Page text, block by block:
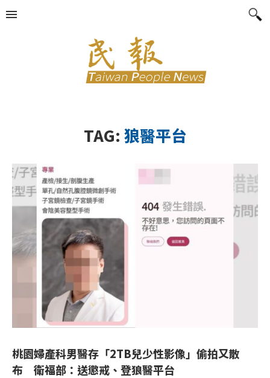
TAG: 狼醫平台
桃園婦產科男醫存「2TB兒少性影像」偷拍又散
布 衛福部：送懲戒、登狼醫平台